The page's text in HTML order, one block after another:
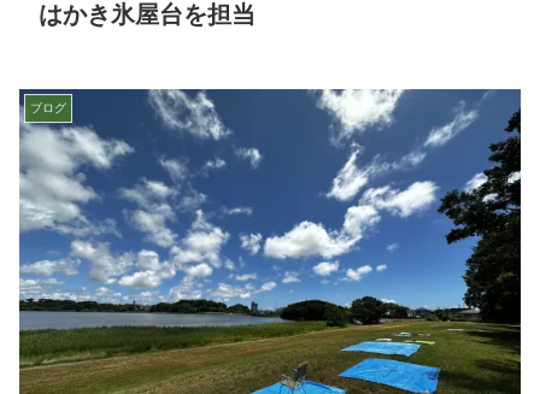
はかき氷屋台を担当
ブログ